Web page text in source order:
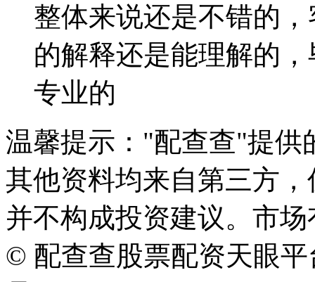
整体来说还是不错的
的解释还是能理解的
专业的
温馨提示："配查查"提供
其他资料均来自第三方
并不构成投资建议。市
© 配查查股票配资天眼平